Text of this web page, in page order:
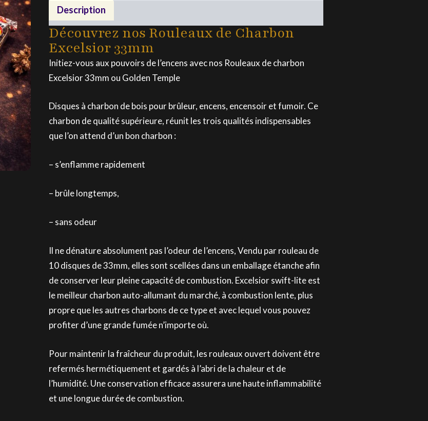
charbon
Excelsior
33mm
Description
Découvrez nos Rouleaux de Charbon
Excelsior 33mm
Initiez-vous aux pouvoirs de l’encens avec nos Rouleaux de charbon
Excelsior 33mm ou Golden Temple
Disques à charbon de bois pour brûleur, encens, encensoir et fumoir. Ce
charbon de qualité supérieure, réunit les trois qualités indispensables
que l’on attend d’un bon charbon :
– s’enflamme rapidement
– brûle longtemps,
– sans odeur
Il ne dénature absolument pas l’odeur de l’encens, Vendu par rouleau de
10 disques de 33mm, elles sont scellées dans un emballage étanche afin
de conserver leur pleine capacité de combustion. Excelsior swift-lite est
le meilleur charbon auto-allumant du marché, à combustion lente, plus
propre que les autres charbons de ce type et avec lequel vous pouvez
profiter d’une grande fumée n’importe où.
Pour maintenir la fraîcheur du produit, les rouleaux ouvert doivent être
refermés hermétiquement et gardés à l’abri de la chaleur et de
l’humidité. Une conservation efficace assurera une haute inflammabilité
et une longue durée de combustion.